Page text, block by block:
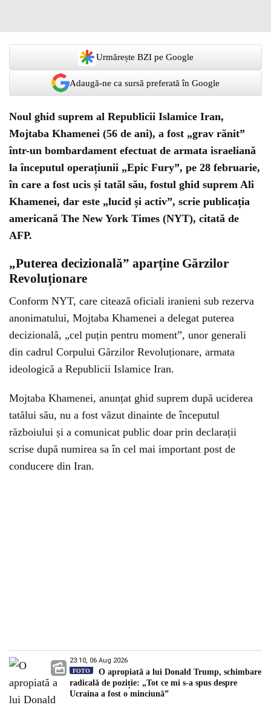
Urmărește BZI pe Google
Adaugă-ne ca sursă preferată în Google
Noul ghid suprem al Republicii Islamice Iran,
Mojtaba Khamenei (56 de ani), a fost „grav rănit”
într-un bombardament efectuat de armata israeliană
la începutul operațiunii „Epic Fury”, pe 28 februarie,
în care a fost ucis și tatăl său, fostul ghid suprem Ali
Khamenei, dar este „lucid și activ”, scrie publicația
americană The New York Times (NYT), citată de
AFP.
„Puterea decizională” aparține Gărzilor
Revoluționare
Conform NYT, care citează oficiali iranieni sub rezerva
anonimatului, Mojtaba Khamenei a delegat puterea
decizională, „cel puțin pentru moment”, unor generali
din cadrul Corpului Gărzilor Revoluționare, armata
ideologică a Republicii Islamice Iran.
Mojtaba Khamenei, anunțat ghid suprem după uciderea
tatălui său, nu a fost văzut dinainte de începutul
războiului și a comunicat public doar prin declarații
scrise după numirea sa în cel mai important post de
conducere din Iran.
23:10, 06 Aug 2026
FOTO
O apropiată a lui Donald Trump, schimbare
radicală de poziție: „Tot ce mi s-a spus despre
Ucraina a fost o minciună”